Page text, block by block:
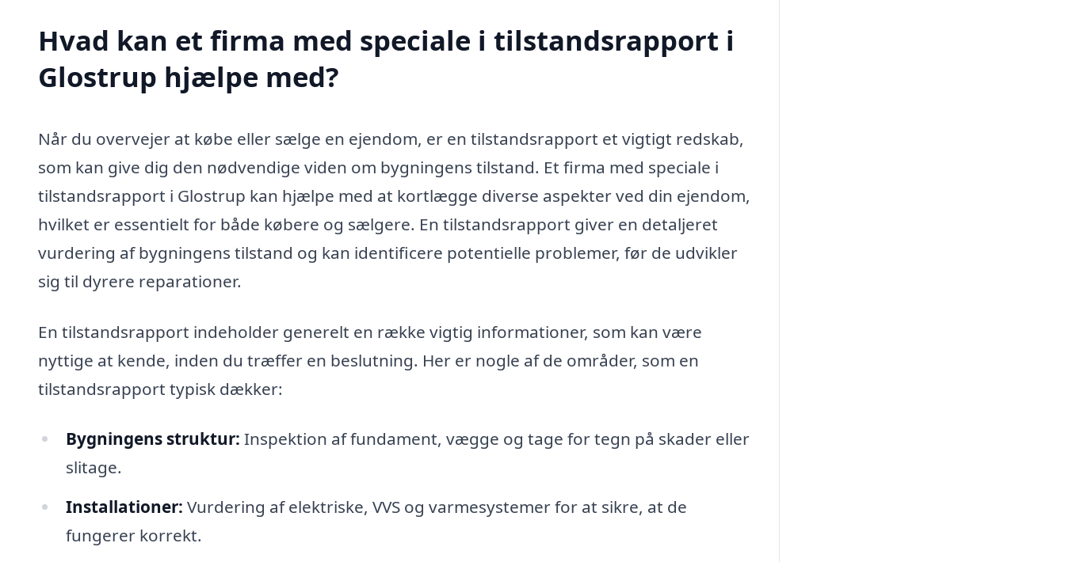
Hvad kan et firma med speciale i tilstandsrapport i
Glostrup hjælpe med?
Når du overvejer at købe eller sælge en ejendom, er en tilstandsrapport et vigtigt redskab,
som kan give dig den nødvendige viden om bygningens tilstand. Et firma med speciale i
tilstandsrapport i Glostrup kan hjælpe med at kortlægge diverse aspekter ved din ejendom,
hvilket er essentielt for både købere og sælgere. En tilstandsrapport giver en detaljeret
vurdering af bygningens tilstand og kan identificere potentielle problemer, før de udvikler
sig til dyrere reparationer.
En tilstandsrapport indeholder generelt en række vigtig informationer, som kan være
nyttige at kende, inden du træffer en beslutning. Her er nogle af de områder, som en
tilstandsrapport typisk dækker:
Bygningens struktur: Inspektion af fundament, vægge og tage for tegn på skader eller
slitage.
Installationer: Vurdering af elektriske, VVS og varmesystemer for at sikre, at de
fungerer korrekt.